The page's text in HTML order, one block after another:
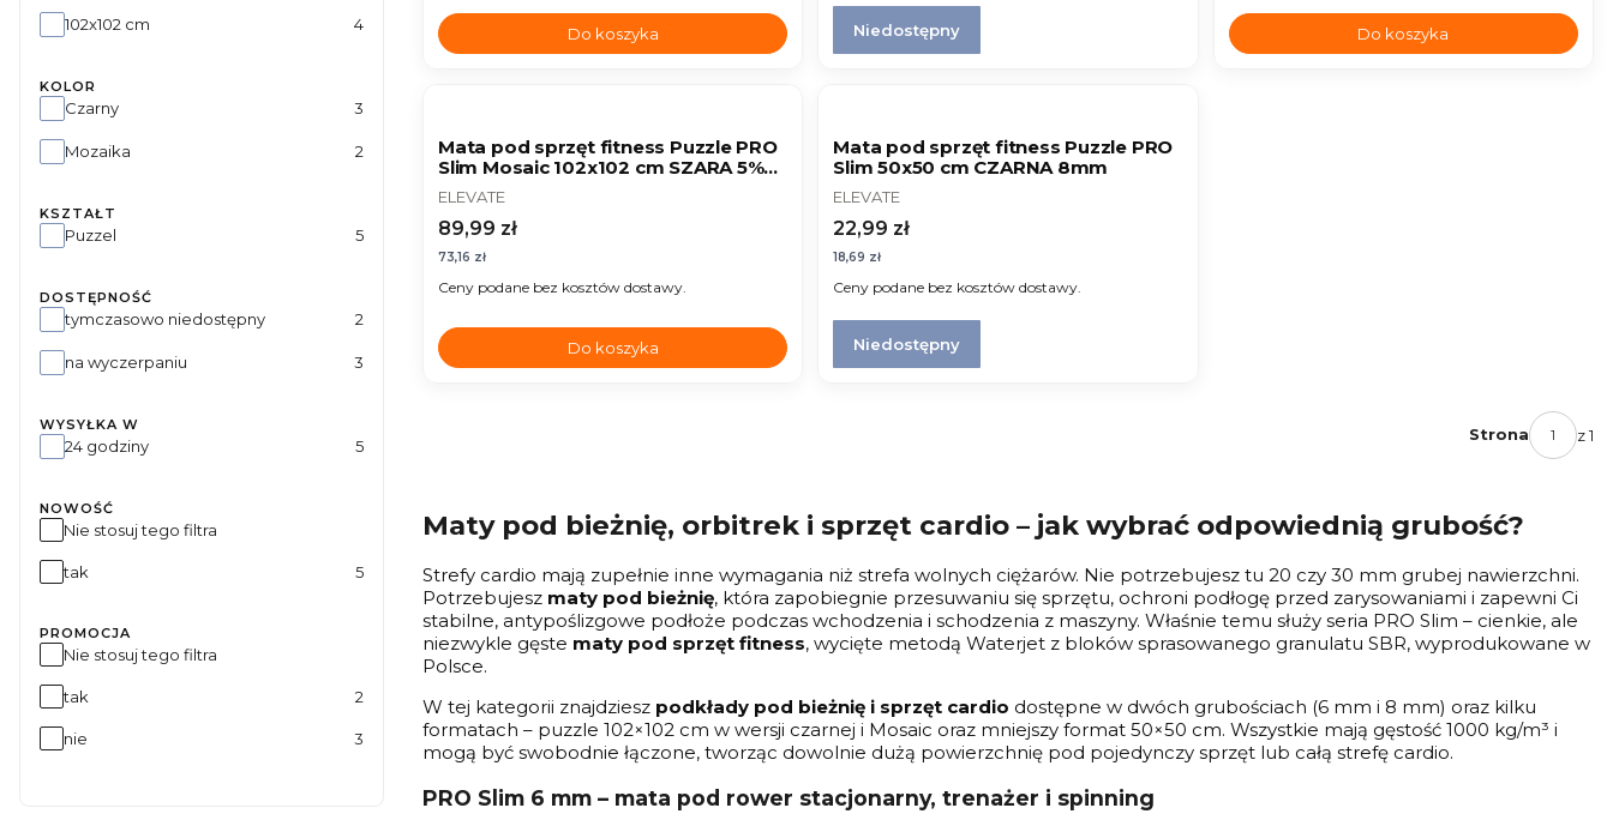
102x102 cm 4
KOLOR
KolorCzarny 3
Mozaika 2
KSZTAŁT
Kształt
Puzzel 5
DOSTĘPNOŚĆ
Dostępność
tymczasowo niedostępny 2
na wyczerpaniu 3
WYSYŁKA W
Wysyłka w
24 godziny 5
NOWOŚĆ
Nie stosuj tego filtra
tak 5
PROMOCJA
Nie stosuj tego filtra
tak 2
nie 3
Do koszyka Niedostępny Do koszyka
Mata pod sprzęt fitness Puzzle PRO
Slim Mosaic 102x102 cm SZARA 5%
8mm
PRODUCENT
ELEVATE
Cena
89,99 zł
Cena
73,16 zł
Ceny podane bez kosztów dostawy.
Do koszyka
Mata pod sprzęt fitness Puzzle PRO
Slim 50x50 cm CZARNA 8mm
PRODUCENT
ELEVATE
Cena
22,99 zł
Cena
18,69 zł
Ceny podane bez kosztów dostawy.
Niedostępny
Strona z 1
Maty pod bieżnię, orbitrek i sprzęt cardio – jak wybrać odpowiednią grubość?
Strefy cardio mają zupełnie inne wymagania niż strefa wolnych ciężarów. Nie potrzebujesz tu 20 czy 30 mm grubej nawierzchni.
Potrzebujesz maty pod bieżnię, która zapobiegnie przesuwaniu się sprzętu, ochroni podłogę przed zarysowaniami i zapewni Ci
stabilne, antypoślizgowe podłoże podczas wchodzenia i schodzenia z maszyny. Właśnie temu służy seria PRO Slim – cienkie, ale
niezwykle gęste maty pod sprzęt fitness, wycięte metodą Waterjet z bloków sprasowanego granulatu SBR, wyprodukowane w
Polsce.
W tej kategorii znajdziesz podkłady pod bieżnię i sprzęt cardio dostępne w dwóch grubościach (6 mm i 8 mm) oraz kilku
formatach – puzzle 102×102 cm w wersji czarnej i Mosaic oraz mniejszy format 50×50 cm. Wszystkie mają gęstość 1000 kg/m³ i
mogą być swobodnie łączone, tworząc dowolnie dużą powierzchnię pod pojedynczy sprzęt lub całą strefę cardio.
PRO Slim 6 mm – mata pod rower stacjonarny, trenażer i spinning